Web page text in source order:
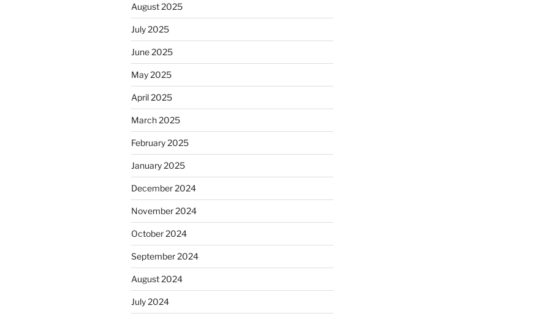
August 2025
July 2025
June 2025
May 2025
April 2025
March 2025
February 2025
January 2025
December 2024
November 2024
October 2024
September 2024
August 2024
July 2024